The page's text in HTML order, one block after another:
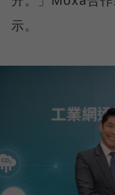
示。